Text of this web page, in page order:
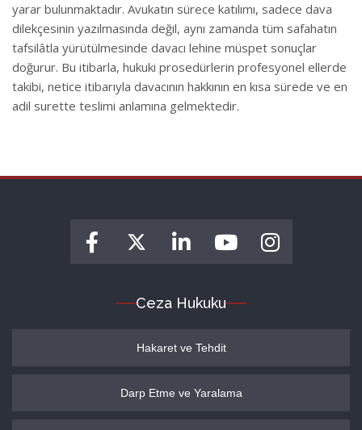
yarar bulunmaktadır. Avukatın sürece katılımı, sadece dava
dilekçesinin yazılmasında değil, aynı zamanda tüm safahatın
tafsilâtla yürütülmesinde davacı lehine müspet sonuçlar
doğurur. Bu itibarla, hukuki prosedürlerin profesyonel ellerde
takibi, netice itibarıyla davacının hakkının en kısa sürede ve en
adil surette teslimi anlamına gelmektedir.
Ceza Hukuku
Hakaret ve Tehdit
Darp Etme ve Yaralama